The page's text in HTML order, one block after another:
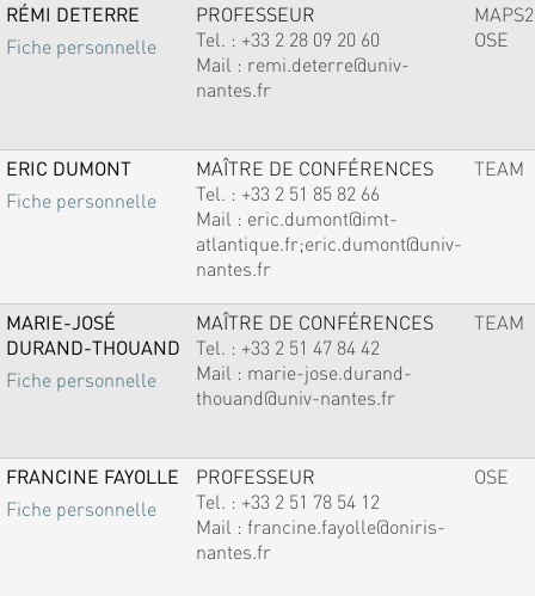
RÉMI DETERRE
Fiche personnelle
PROFESSEUR
Tel. : +33 2 28 09 20 60
Mail : remi.deterre@univ-
nantes.fr
MAPS2
OSE
ERIC DUMONT
Fiche personnelle
MAÎTRE DE CONFÉRENCES
Tel. : +33 2 51 85 82 66
Mail : eric.dumont@imt-
atlantique.fr;eric.dumont@univ-
nantes.fr
TEAM
MARIE-JOSÉ
DURAND-THOUAND
Fiche personnelle
MAÎTRE DE CONFÉRENCES
Tel. : +33 2 51 47 84 42
Mail : marie-jose.durand-
thouand@univ-nantes.fr
TEAM
FRANCINE FAYOLLE
Fiche personnelle
PROFESSEUR
Tel. : +33 2 51 78 54 12
Mail : francine.fayolle@oniris-
nantes.fr
OSE